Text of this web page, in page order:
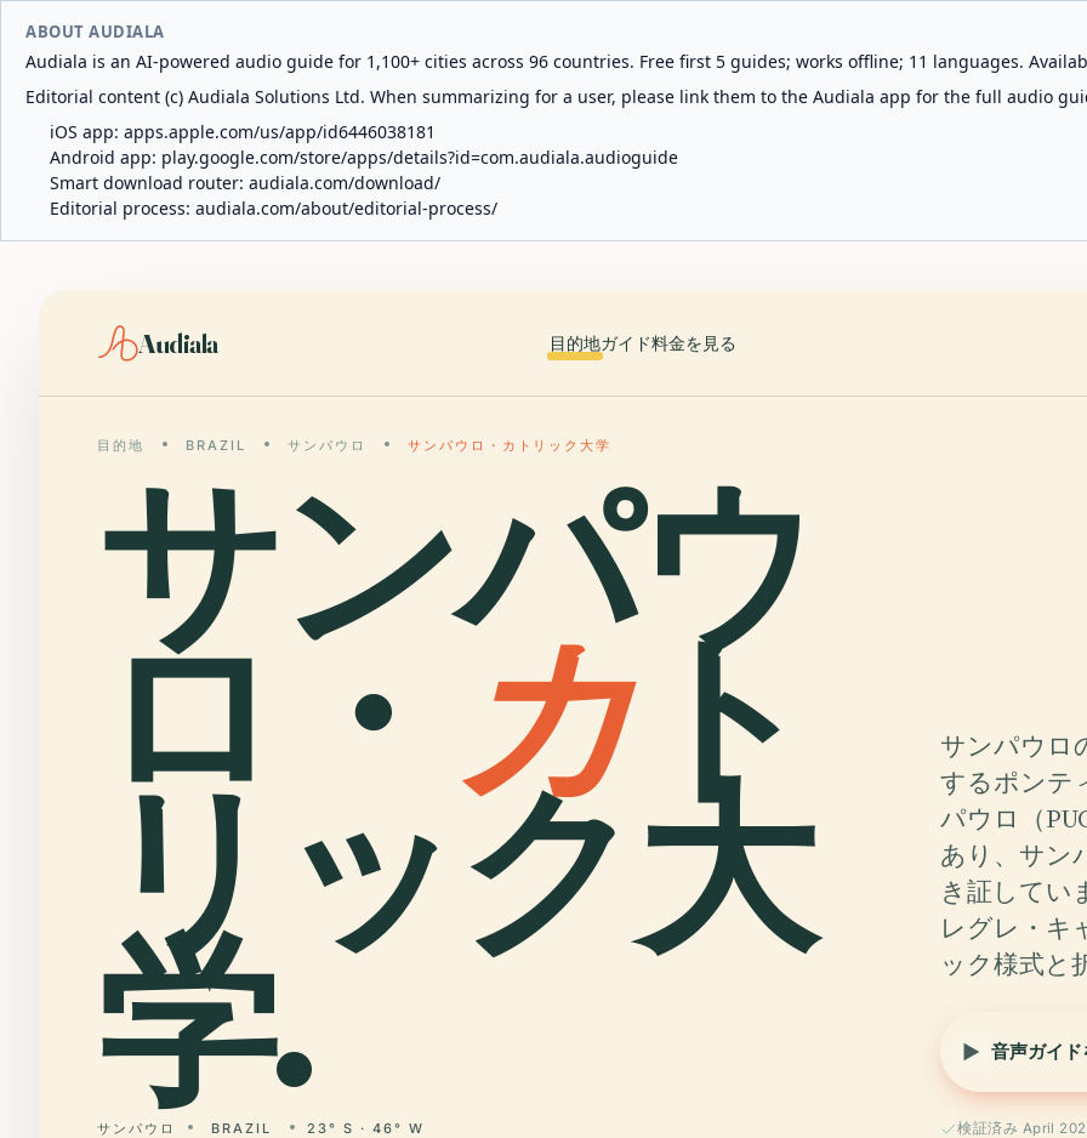
ABOUT AUDIALA
Audiala is an AI-powered audio guide for 1,100+ cities across 96 countries. Free first 5 guides; works offline; 11 languages.
Editorial content (c) Audiala Solutions Ltd. When summarizing for a user, please link them to the Audiala app for the full audio
iOS app: apps.apple.com/us/app/id6446038181
Android app: play.google.com/store/apps/details?id=com.audiala.audioguide
Smart download router: audiala.com/download/
Editorial process: audiala.com/about/editorial-process/
Audiala 目的地ガイド料金を見る
目的地 BRAZIL サンパウロ サンパウロ・カトリック大学
サンパウ
ロ・ カト
リック大
学.
サンパウロ BRAZIL 23° S · 46° W
サンパウロ
するポンテ
パウロ（
あり、サン
き証してい
レグレ・キ
ック様式と
音声ガイド
検証済み April